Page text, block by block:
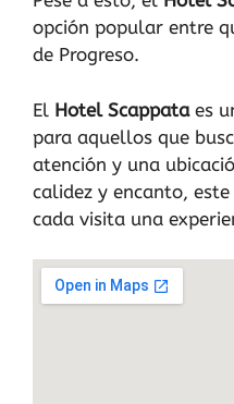
opción popular entre
de Progreso.
El Hotel Scappataes
para aquellos que
atención y una
calidez y encanto,
cada visita una